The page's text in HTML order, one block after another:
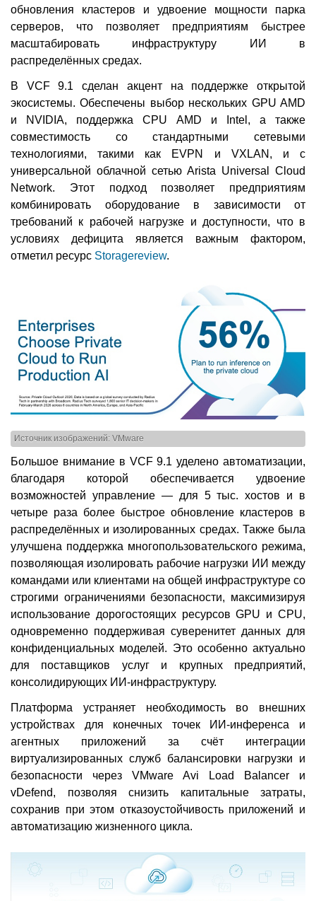
обновления кластеров и удвоение мощности парка
серверов, что позволяет предприятиям быстрее
масштабировать инфраструктуру ИИ в
распределённых средах.
В VCF 9.1 сделан акцент на поддержке открытой
экосистемы. Обеспечены выбор нескольких GPU AMD
и NVIDIA, поддержка CPU AMD и Intel, а также
совместимость со стандартными сетевыми
технологиями, такими как EVPN и VXLAN, и с
универсальной облачной сетью Arista Universal Cloud
Network. Этот подход позволяет предприятиям
комбинировать оборудование в зависимости от
требований к рабочей нагрузке и доступности, что в
условиях дефицита является важным фактором,
отметил ресурс Storagereview.
Источник изображений: VMware
Большое внимание в VCF 9.1 уделено автоматизации,
благодаря которой обеспечивается удвоение
возможностей управление — для 5 тыс. хостов и в
четыре раза более быстрое обновление кластеров в
распределённых и изолированных средах. Также была
улучшена поддержка многопользовательского режима,
позволяющая изолировать рабочие нагрузки ИИ между
командами или клиентами на общей инфраструктуре со
строгими ограничениями безопасности, максимизируя
использование дорогостоящих ресурсов GPU и CPU,
одновременно поддерживая суверенитет данных для
конфиденциальных моделей. Это особенно актуально
для поставщиков услуг и крупных предприятий,
консолидирующих ИИ-инфраструктуру.
Платформа устраняет необходимость во внешних
устройствах для конечных точек ИИ-инференса и
агентных приложений за счёт интеграции
виртуализированных служб балансировки нагрузки и
безопасности через VMware Avi Load Balancer и
vDefend, позволяя снизить капитальные затраты,
сохранив при этом отказоустойчивость приложений и
автоматизацию жизненного цикла.